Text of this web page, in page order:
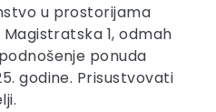
u prostorijama
1, odmah
ponuda
godine. Prisustvovati